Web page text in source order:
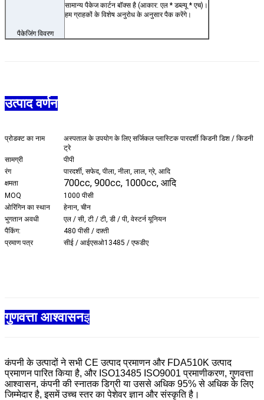
पैकेजिंग विवरण
सामान्य पैकेज कार्टन बॉक्स है (आकार: एल * डब्ल्यू * एच)।
हम ग्राहकों के विशेष अनुरोध के अनुसार पैक करेंगे।
उत्पाद वर्णन
प्रोडक्ट का नाम
अस्पताल के उपयोग के लिए सर्जिकल प्लास्टिक पारदर्शी किडनी डिश / किडनी
ट्रे
सामग्री
पीपी
रंग
पारदर्शी, सफेद, पीला, नीला, लाल, ग्रे, आदि
क्षमता
700cc, 900cc, 1000cc, आदि
MOQ
1000 पीसी
ओरिंगिन का स्थान
हेनान, चीन
भुगतान अवधी
एल / सी, टी / टी, डी / पी, वेस्टर्न यूनियन
पैकिंग:
480 पीसी / दफ़्ती
प्रमाण पत्र
सीई / आईएसओ13485 / एफडीए
गुणवत्ता आश्वासनइ
कंपनी के उत्पादों ने सभी CE उत्पाद प्रमाणन और FDA510K उत्पाद
प्रमाणन पारित किया है, और ISO13485 ISO9001 प्रमाणीकरण, गुणवत्ता
आश्वासन, कंपनी की स्नातक डिग्री या उससे अधिक 95% से अधिक के लिए
जिम्मेदार है, इसमें उच्च स्तर का पेशेवर ज्ञान और संस्कृति है।